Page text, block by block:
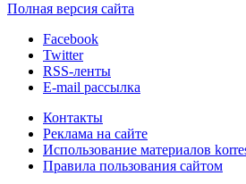
Полная версия сайта
Facebook
Twitter
RSS-ленты
E-mail рассылка
Контакты
Реклама на сайте
Использование материалов
Правила пользования сайтом